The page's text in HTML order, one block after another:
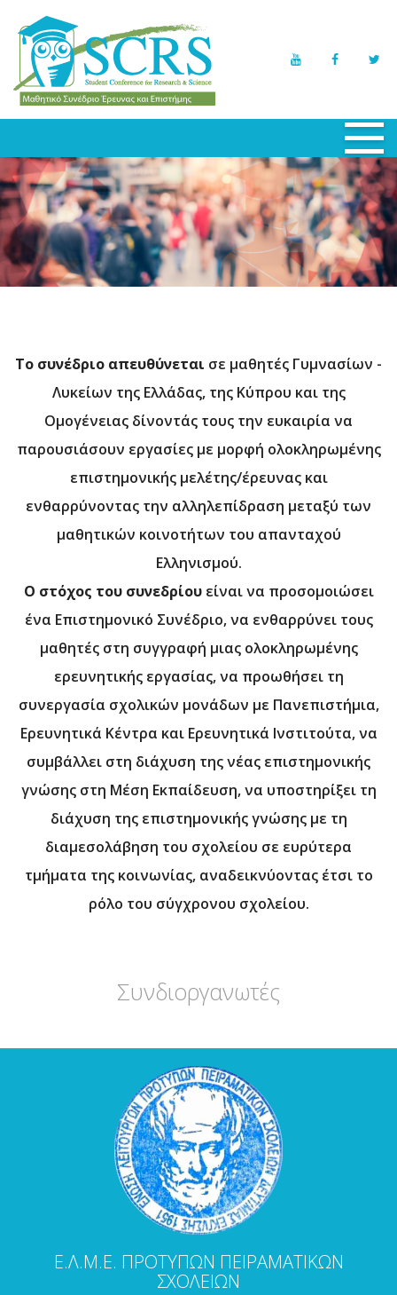
ΑΡΧΙΚΗ
ΕΠΙΤΡΟΠΕΣ
ΕΡΓΑΣΙΕΣ
ΣΥΜΜΕΤΟΧΕΣ
ΝΕΑ - ΕΚΔΗΛΩΣΕΙΣ
ΠΡΟΗΓΟΥΜΕΝΑ ΣΥΝΕΔΡΙΑ
Το συνέδριο απευθύνεται σε μαθητές Γυμνασίων -
Λυκείων της Ελλάδας, της Κύπρου και της
Ομογένειας δίνοντάς τους την ευκαιρία να
παρουσιάσουν εργασίες με μορφή ολοκληρωμένης
επιστημονικής μελέτης/έρευνας και
ενθαρρύνοντας την αλληλεπίδραση μεταξύ των
μαθητικών κοινοτήτων του απανταχού
Ελληνισμού.
Ο στόχος του συνεδρίουείναι να προσομοιώσει
ένα Επιστημονικό Συνέδριο, να ενθαρρύνει τους
μαθητές στη συγγραφή μιας ολοκληρωμένης
ερευνητικής εργασίας, να προωθήσει τη
συνεργασία σχολικών μονάδων με Πανεπιστήμια,
Ερευνητικά Κέντρα και Ερευνητικά Ινστιτούτα, να
συμβάλλει στη διάχυση της νέας επιστημονικής
γνώσης στη Μέση Εκπαίδευση, να υποστηρίξει τη
διάχυση της επιστημονικής γνώσης με τη
διαμεσολάβηση του σχολείου σε ευρύτερα
τμήματα της κοινωνίας, αναδεικνύοντας έτσι το
ρόλο του σύγχρονου σχολείου.
Συνδιοργανωτές
Ε.Λ.Μ.Ε. ΠΡΟΤΥΠΩΝ ΠΕΙΡΑΜΑΤΙΚΩΝ
ΣΧΟΛΕΙΩΝ